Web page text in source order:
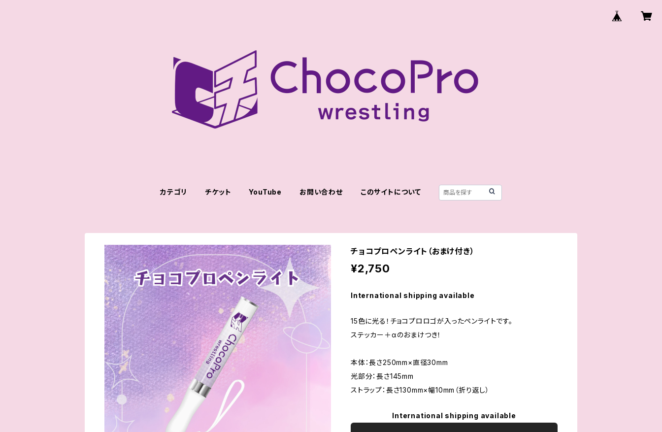
カテゴリ チケット YouTube お問い合わせ このサイトについて
チョコプロペンライト（おまけ付き）
¥2,750
International shipping available
15色に光る！チョコプロロゴが入ったペンライトです。
ステッカー＋αのおまけつき！
本体：長さ250mm×直径30mm
光部分：長さ145mm
ストラップ：長さ130mm×幅10mm（折り返し）
International shipping available